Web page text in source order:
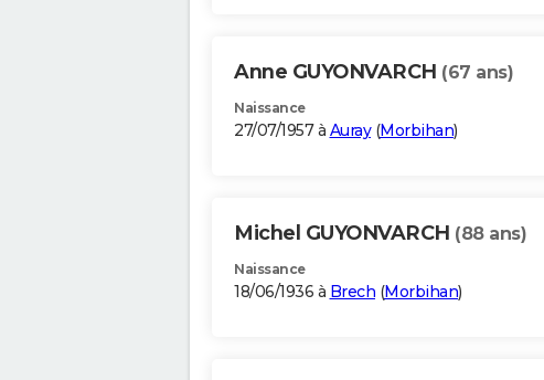
Anne GUYONVARCH (67 ans)
Naissance
27/07/1957 à Auray(Morbihan)
Michel GUYONVARCH (88 ans)
Naissance
18/06/1936 à Brech (Morbihan)